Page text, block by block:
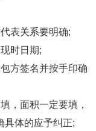
表关系要明确;
时日期;
方签名并按手印确
，面积一定要填，
具体的应予纠正;